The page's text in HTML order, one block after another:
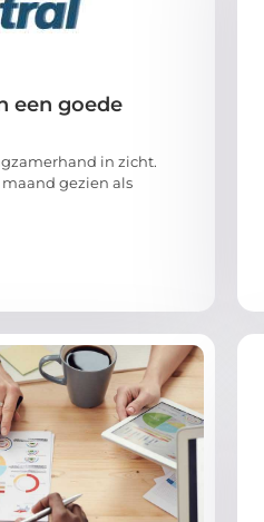
een goede
in zicht.
gezien als